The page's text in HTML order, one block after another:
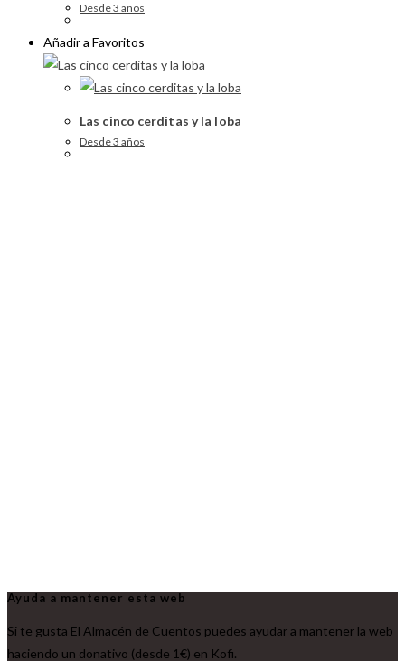
Desde 3 años
Añadir a Favoritos
Las cinco cerditas y la loba
Desde 3 años
Ayuda a mantener esta web
Si te gusta El Almacén de Cuentos puedes ayudar a mantener la web
haciendo un donativo (desde 1€) en Kofi.